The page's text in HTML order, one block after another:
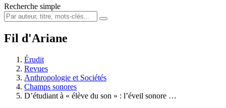
Recherche simple
Fil d'Ariane
Érudit
Revues
Anthropologie et Sociétés
Champs sonores
D’étudiant à « élève du son » : l’éveil sonore …